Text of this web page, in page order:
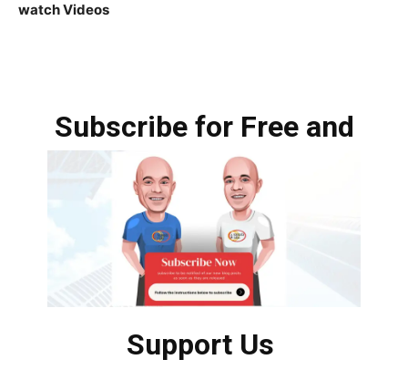
watch Videos
Subscribe for Free and
Support Us